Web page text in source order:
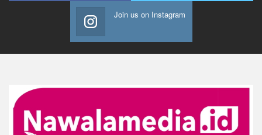
Join us on Instagram